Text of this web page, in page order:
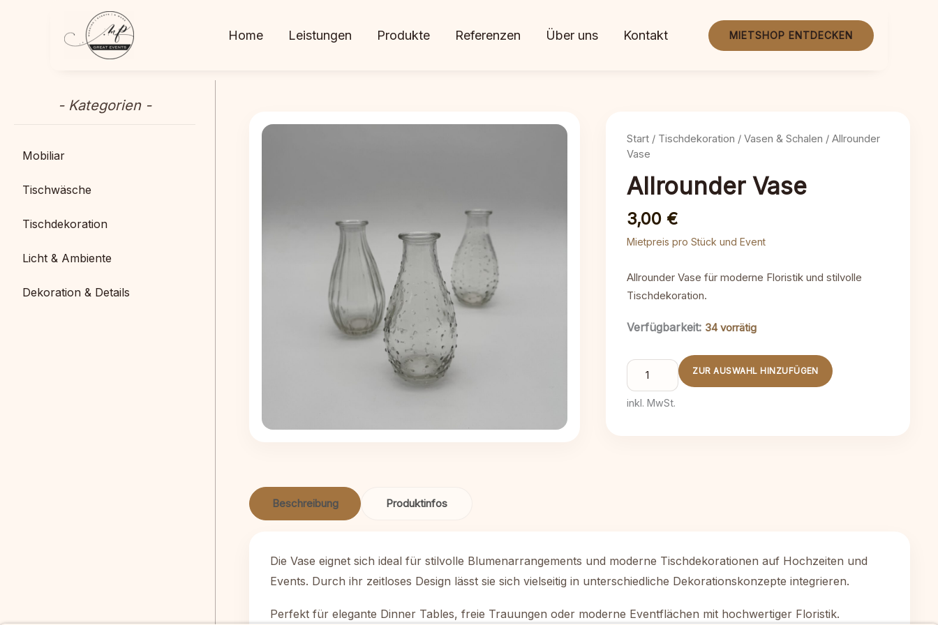
Home Leistungen Produkte Referenzen Über uns Kontakt MIETSHOP ENTDECKEN
Mobiliar
Tischwäsche
Tischdekoration
Licht & Ambiente
Dekoration & Details
Start / Tischdekoration /Vasen & Schalen / Allrounder
Vase
Allrounder Vase
3,00€
Mietpreis pro Stück und Event
Allrounder Vase für moderne Floristik und stilvolle
Tischdekoration.
Verfügbarkeit: 34 vorrätig
Allrounder
Vase
Menge
ZUR AUSWAHL HINZUFÜGEN
inkl. MwSt.
Beschreibung Produktinfos
Die Vase eignet sich ideal für stilvolle Blumenarrangements und moderne Tischdekorationen auf Hochzeiten und
Events. Durch ihr zeitloses Design lässt sie sich vielseitig in unterschiedliche Dekorationskonzepte integrieren.
Perfekt für elegante Dinner Tables, freie Trauungen oder moderne Eventflächen mit hochwertiger Floristik.